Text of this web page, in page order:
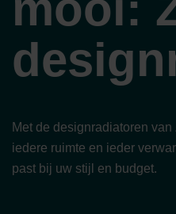
Met de designradiatoren
iedere ruimte en ieder
past bij uw stijl en budget.